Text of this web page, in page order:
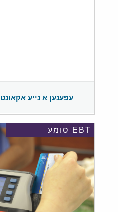
עפענען א נייע אקאונט
EBT סומע